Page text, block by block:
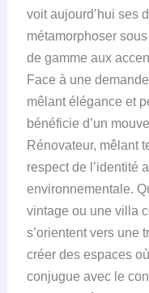
voit aujourd’hui ses
métamorphoser
de gamme aux
Face à une
mêlant élégance et
bénéficie d’un
Rénovateur, mêlant
respect de l’identité
environnementale.
vintage ou une villa
s’orientent vers une
créer des espaces
conjugue avec le